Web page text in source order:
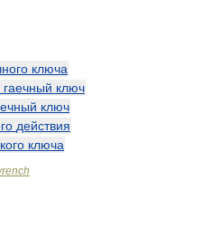
ключа
гаечный ключ
ключ
действия
ключа